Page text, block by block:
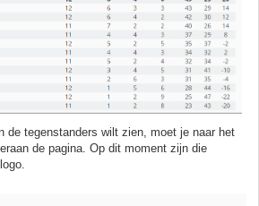
de tegenstanders wilt zien, moet je naar het
de pagina. Op dit moment zijn die